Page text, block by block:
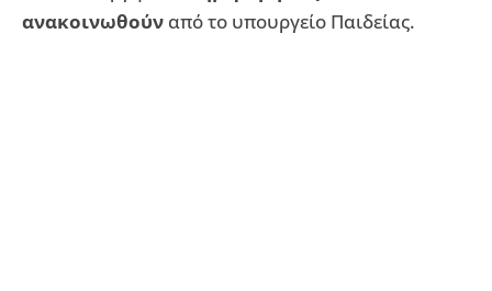
ανακοινωθούν από το υπουργείο Παιδείας.